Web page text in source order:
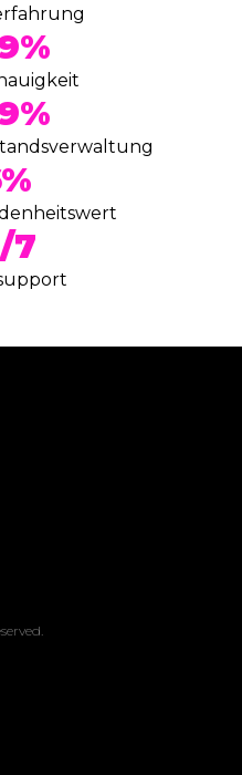
Ihren
und Gewicht),
des Kurierdienstes.
für diejenigen,
zu verlangen.
mehr über unsere
7